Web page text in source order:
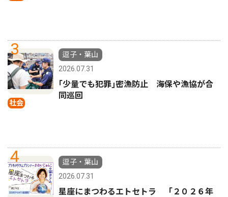
3
社会
逗子・葉山
2026.07.31
｢少量でも犯罪｣密漁防止 海保や漁協が合
同巡回
4
逗子・葉山
2026.07.31
星座にまつわるエトセトラ 「２０２６年